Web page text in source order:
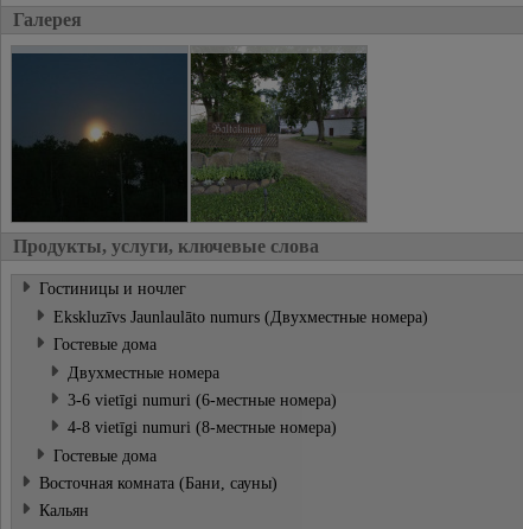
Галерея
Продукты, услуги, ключевые слова
Гостиницы и ночлег
Ekskluzīvs Jaunlaulāto numurs (Двухместные номера)
Гостевые дома
Двухместные номера
3-6 vietīgi numuri (6-местные номера)
4-8 vietīgi numuri (8-местные номера)
Гостевые дома
Восточная комната (Бани, сауны)
Кальян